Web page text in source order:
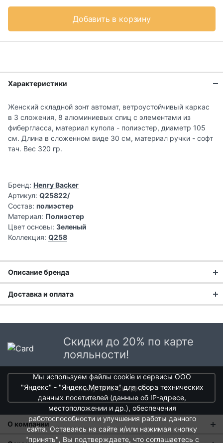
Добавить в корзину
Характеристики
Женский складной зонт автомат, ветроустойчивый каркас
в 3 сложения, 8 алюминиевых спиц с элементами из
фибергласса, материал купола - полиэстер, диаметр 105
см. Длина в сложенном виде 30 см, материал ручки - софт
тач. Вес 320 гр.
Бренд: Henry Backer
Артикул: Q25822/
Состав: полиэстер
Материал: Полиэстер
Цвет основы: Зеленый
Коллекция: Q258
Описание бренда
Доставка и оплата
Доставка в Москве и области
В Москве и Московской области доставка курьером до
Стоимость доставки в Москве в пределах МКАД399 руб.
в Московской Области и Москве за МКАД599 руб.
Интервал доставки по Московской области - с 10 до 22
При заказе в пункт выдачи СДЭК доставка по Москве
рассчитывается согласно тарифу СДЭК. Доставка в пункт
Скидки до 20% по карте
лояльности!
получить скидки
О компании
Мы используем файлы cookie и сервисы ООО
"Яндекс" - "Яндекс.Метрика" для сбора технических
данных посетителей (данные об IP-адресе,
местоположении и др.), обеспечения
работоспособности и улучшения работы данного
сайта. Оставаясь на сайте и/или нажимая кнопку
"принять", Вы подтверждаете, что соглашаетесь с